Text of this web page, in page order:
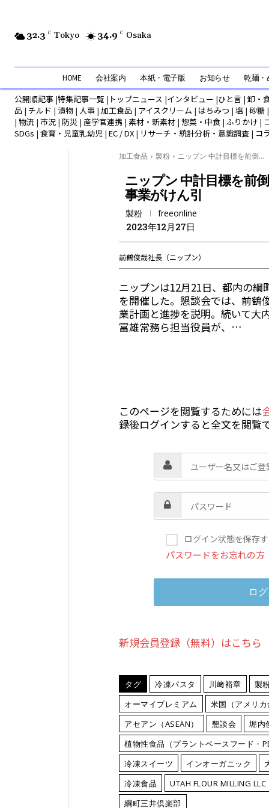
32.3 C Tokyo 34.9 C Osaka
HOME 会社案内 本紙・電子版 お知らせ 乾麺・
公開順記事 |特集記事一覧 | トップニュース |インタビュー |ひと言 |卸・
品 | チルド | 漬物 | 人事 | 加工食品 | アイスクリーム | はちみつ | 塩 | 砂糖
| 物流 | 市況 | 防災 | 産学官連携 | 素材・新素材 | 惣菜・中食 | ふりかけ |
SDGs | 食育・児童乳幼児 | EC / DX | リサーチ・統計分析・意識調査 | コ
加工食品 製粉 ニップン 中計目標を前倒...
ニップン 中計目標を前
事業がけん引
製粉 freeonline
2023年12月27日
前鶴俊哉社長（ニップン）
ニップンは12月21日、都内の
を開催した。懇談会では、前鶴
業計画と進捗を説明。続いて大
富雄常務ら担当役員が、…
このページを閲覧するためには
録後ログインすると全文を閲覧
ログイン状態を保存
パスワードをお忘れの
新規会員登録（無料）はこちら
タグ 冷凍パスタ 川﨑裕章
製
オーマイプレミアム
米国（アメリ
アセアン（ASEAN）
懇談会
堀内
植物性食品（プラントベースフード・
冷凍スイーツ
インオーガニック
冷凍食品
UTAH FLOUR MILLING
綱町三井倶楽部